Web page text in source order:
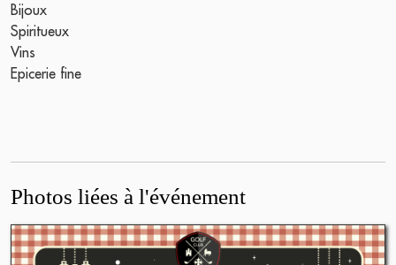
Bijoux
Spiritueux
Vins
Epicerie fine
Photos liées à l'événement